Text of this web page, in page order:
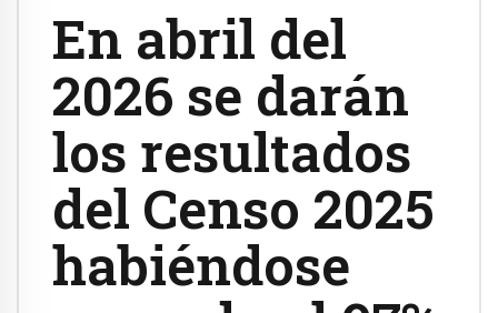
En abril del
2026 se darán
los resultados
del Censo 2025
habiéndose